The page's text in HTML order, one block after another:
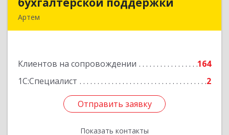
Артем
Клиентов на сопровождении
164
1С:Специалист
2
Отправить заявку
Показать контакты
Подробнее
Отправить заявку
Назад